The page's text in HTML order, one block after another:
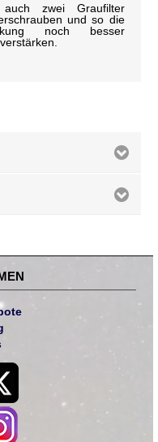
zwei Graufilter
und so die
noch besser